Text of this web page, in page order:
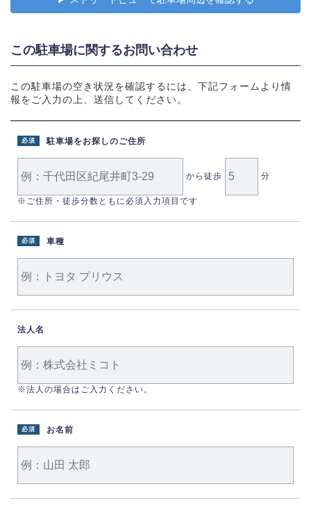
この駐車場に関するお問い合わせ
この駐車場の空き状況を確認するには、下記フォームより情
報をご入力の上、送信してください。
駐車場をお探しのご住所
必須
から徒歩 分
※ご住所・徒歩分数ともに必須入力項目です
車種
必須
法人名
※法人の場合はご入力ください。
お名前
必須